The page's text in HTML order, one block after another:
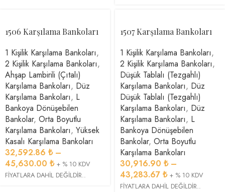
1506 Karşılama Bankoları
1 Kişilik Karşılama Bankoları,
2 Kişilik Karşılama Bankoları,
Ahşap Lambirili (Çıtalı)
Karşılama Bankoları, Düz
Karşılama Bankoları, L
Bankoya Dönüşebilen
Bankolar, Orta Boyutlu
Karşılama Bankoları, Yüksek
Kasalı Karşılama Bankoları
32,592.86 ₺ –
45,630.00 ₺ + % 10 KDV
FİYATLARA DAHİL DEĞİLDİR..
1507 Karşılama Bankoları
1 Kişilik Karşılama Bankoları,
2 Kişilik Karşılama Bankoları,
Düşük Tablalı (Tezgahlı)
Karşılama Bankoları, Düz
Düşük Tablalı (Tezgahlı)
Karşılama Bankoları, Düz
Karşılama Bankoları, L
Bankoya Dönüşebilen
Bankolar, Orta Boyutlu
Karşılama Bankoları
30,916.90 ₺ –
43,283.67 ₺ + % 10 KDV
FİYATLARA DAHİL DEĞİLDİR..